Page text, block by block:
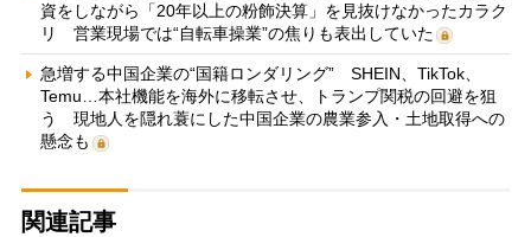
資をしながら「20年以上の粉飾決算」を見抜けなかったカラク
リ 営業現場では“自転車操業”の焦りも表出していた
急増する中国企業の“国籍ロンダリング” SHEIN、TikTok、
Temu…本社機能を海外に移転させ、トランプ関税の回避を狙
う 現地人を隠れ蓑にした中国企業の農業参入・土地取得への
懸念も
関連記事